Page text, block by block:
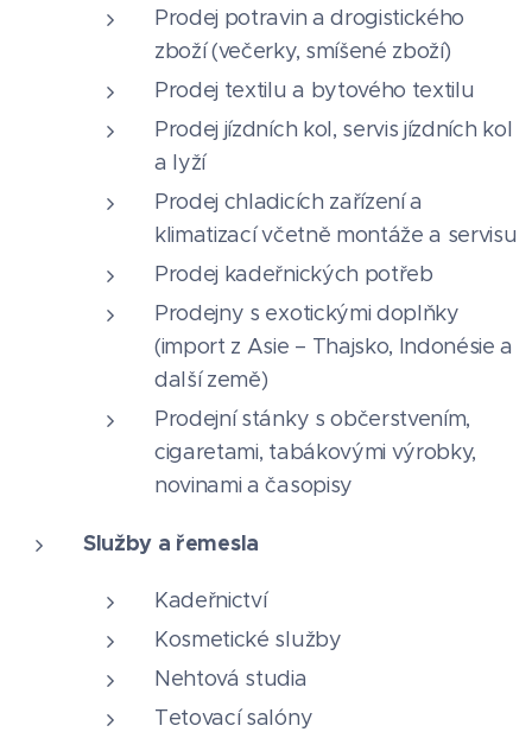
Prodej potravin a drogistického
zboží (večerky, smíšené zboží)
Prodej textilu a bytového textilu
Prodej jízdních kol, servis jízdních kol
a lyží
Prodej chladicích zařízení a
klimatizací včetně montáže a servisu
Prodej kadeřnických potřeb
Prodejny s exotickými doplňky
(import z Asie – Thajsko, Indonésie a
další země)
Prodejní stánky s občerstvením,
cigaretami, tabákovými výrobky,
novinami a časopisy
Služby a řemesla
Kadeřnictví
Kosmetické služby
Nehtová studia
Tetovací salóny